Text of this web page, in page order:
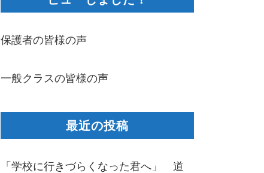
保護者の皆様の声
一般クラスの皆様の声
最近の投稿
「学校に行きづらくなった君へ」 道